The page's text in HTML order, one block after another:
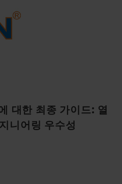
대한 최종 가이드: 열
니어링 우수성